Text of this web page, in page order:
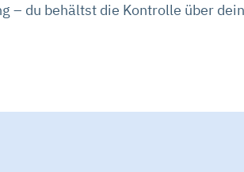
– du behältst die Kontrolle über